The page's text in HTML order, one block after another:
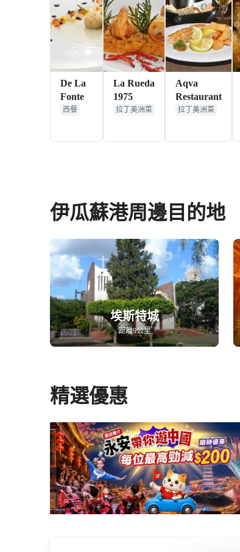
De La
Fonte
西餐
La Rueda
1975
拉丁美洲菜
Aqva
Restaurant
拉丁美洲菜
伊瓜蘇港周邊目的地
埃斯特城
距離9公里
精選優惠